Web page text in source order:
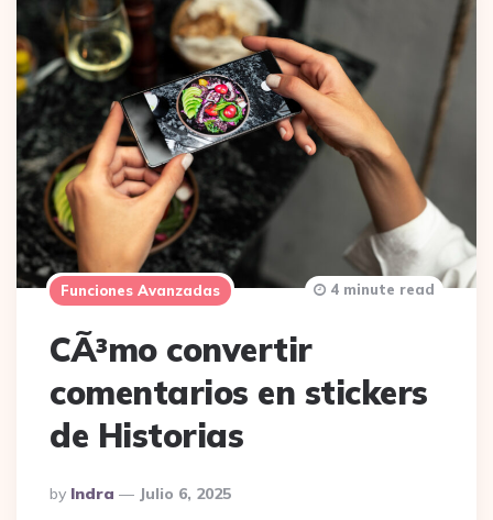
Funciones Avanzadas
CÃ³mo convertir
comentarios en stickers
de Historias
Posted
By
By Indra Julio 6, 2025
4 minute read